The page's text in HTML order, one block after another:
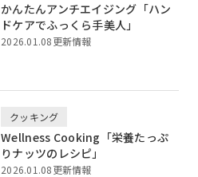
かんたんアンチエイジング「ハン
ドケアでふっくら手美人」
2026.01.08更新情報
クッキング
Wellness Cooking「栄養たっぷ
りナッツのレシピ」
2026.01.08更新情報